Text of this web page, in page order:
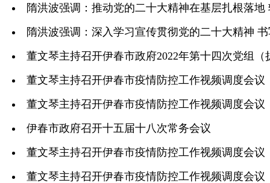
隋洪波强调：推动党的二十大精神在基层扎根落地 转
隋洪波强调：深入学习宣传贯彻党的二十大精神
董文琴主持召开伊春市政府2022年第十四次党组（
董文琴主持召开伊春市疫情防控工作视频调度会议
董文琴主持召开伊春市疫情防控工作视频调度会议
伊春市政府召开十五届十八次常务会议
董文琴主持召开伊春市疫情防控工作视频调度会议
董文琴主持召开伊春市疫情防控工作视频调度会议